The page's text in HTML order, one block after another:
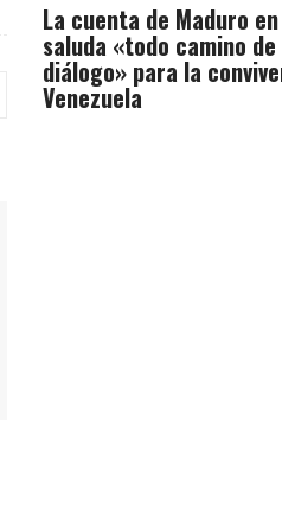
La cuenta de Maduro
saluda «todo camino de
diálogo» para la
Venezuela